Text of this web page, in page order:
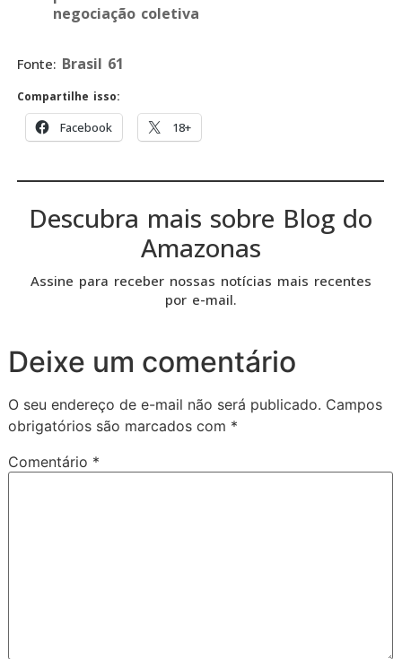
negociação coletiva
Fonte: Brasil 61
Compartilhe isso:
Facebook 18+
Descubra mais sobre Blog do
Amazonas
Assine para receber nossas notícias mais recentes
por e-mail.
Deixe um comentário
O seu endereço de e-mail não será publicado. Campos
obrigatórios são marcados com *
Comentário *